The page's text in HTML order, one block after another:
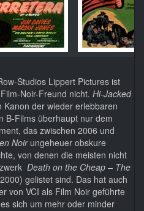
Studios Lippert Pictures ist
Noir-Freund nicht. Hi-Jacked
der wieder erlebbaren
B-Films überhaupt nur dem
das zwischen 2006 und
Noirungeheuer obskure
von denen die meisten nicht
Death on the Cheap – The
gelistet sind. Das hat auch
von VCI als Film Noir geführte
sich um mehr oder minder